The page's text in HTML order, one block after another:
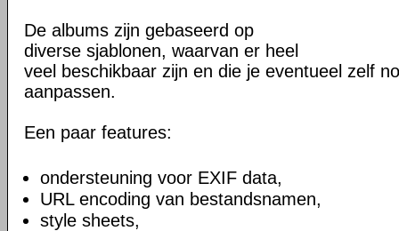
De albums zijn gebaseerd op
diverse sjablonen, waarvan er heel
veel beschikbaar zijn en die je eventueel zelf
aanpassen.
Een paar features:
ondersteuning voor EXIF data,
URL encoding van bestandsnamen,
style sheets,